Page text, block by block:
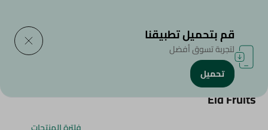
الرئيسية /
/
Eid Fruits
قم بتحميل تطبيقنا
لتجربة تسوق أفضل
تحميل